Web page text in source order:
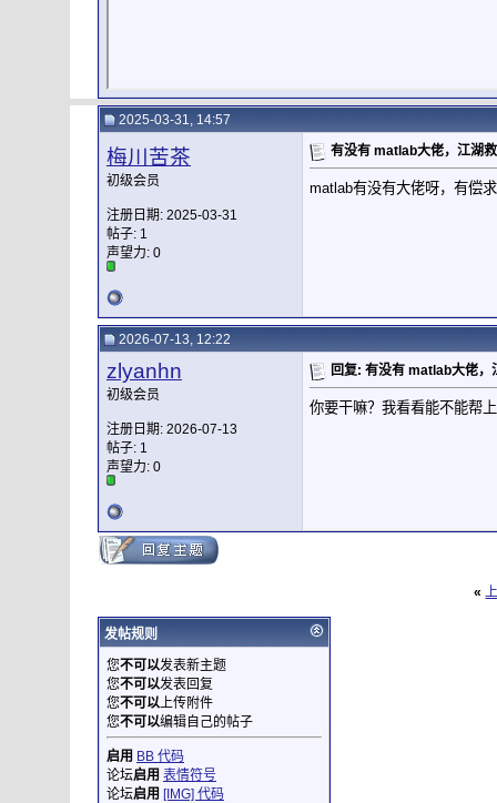
2025-03-31, 14:57
梅川苦茶
初级会员
注册日期: 2025-03-31
帖子: 1
声望力: 0
有没有 matlab大佬，江湖
matlab有没有大佬呀，有偿
2026-07-13, 12:22
zlyanhn
初级会员
注册日期: 2026-07-13
帖子: 1
声望力: 0
回复: 有没有 matlab大佬，
你要干嘛？我看看能不能帮
«
发帖规则
您不可以发表新主题
您不可以发表回复
您不可以上传附件
您不可以编辑自己的帖子
启用 BB 代码
论坛启用 表情符号
论坛启用 [IMG] 代码